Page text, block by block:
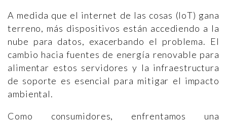
A medida que el internet de las cosas (IoT) gana
terreno, más dispositivos están accediendo a la
nube para datos, exacerbando el problema. El
cambio hacia fuentes de energía renovable para
alimentar estos servidores y la infraestructura
de soporte es esencial para mitigar el impacto
ambiental.
Como consumidores, enfrentamos una